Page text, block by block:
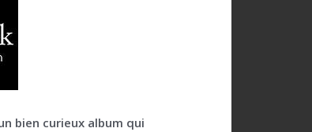
bien curieux album qui